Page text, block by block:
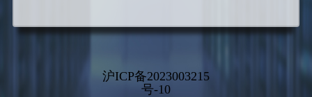
沪ICP备2023003215
号-10